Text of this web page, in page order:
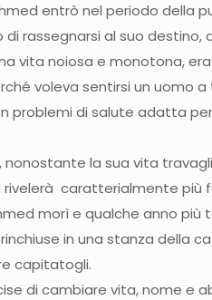
entrò nel periodo della
rassegnarsi al suo
vita noiosa e monotona,
voleva sentirsi un uomo
problemi di salute adatta
nonostante la sua vita
caratterialmente più
morì e qualche anno più
in una stanza della
capitatogli.
di cambiare vita, nome e